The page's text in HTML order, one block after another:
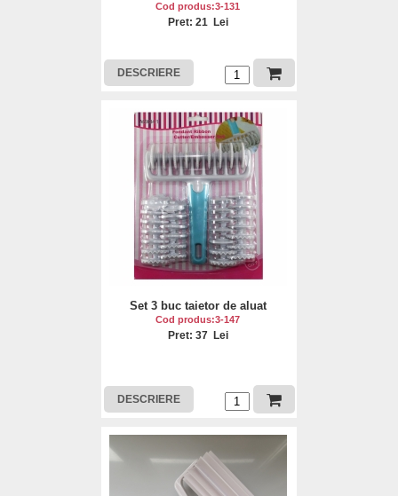
Cod produs:3-131
Pret: 21 Lei
DESCRIERE
Set 3 buc taietor de aluat
Cod produs:3-147
Pret: 37 Lei
DESCRIERE